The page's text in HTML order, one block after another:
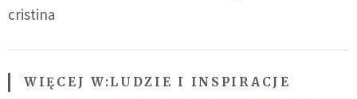
cristina
WIĘCEJ W:LUDZIE I INSPIRACJE